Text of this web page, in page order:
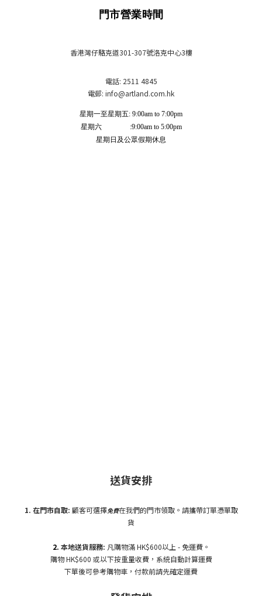
門市營業時間
香港灣仔駱克道301-307號洛克中心3樓
電話: 2511 4845
電郵: info@artland.com.hk
星期一至星期五: 9:00am to 7:00pm
星期六 :9:00am to 5:00pm
星期日及公眾假期休息
送貨安排
1. 在門市自取: 顧客可選擇免費在我們的門市領取。請攜帶訂單憑單取
貨
2. 本地送貨服務: 凡購物滿 HK$600以上 - 免運費。
購物 HK$600 或以下按重量收費，系統自動計算運費
下單後可參考購物車，付款前請先確定運費